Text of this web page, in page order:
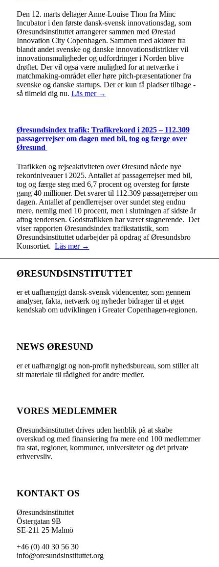
Den 12. marts deltager Anne-Louise Thon fra Minc
Incubator i den første dansk-svensk innovationsdag, som
Øresundsinstituttet arrangerer sammen med Ørestad
Innovation City Copenhagen. Sammen med aktører fra
blandt andet svenske og danske innovationsdistrikter vil
innovationsmuligheder og udfordringer i Norden blive
drøftet. Der vil også være mulighed for at netværke i
matchmaking-området eller høre pitch-præsentationer fra
svenske og danske startups. Der er kun få pladser tilbage -
så tilmeld dig nu. Läs mer →
Øresundsindex trafik: Trafikrekord i 2025 – 112.309
passagerrejser om dagen med bil, tog og færge over
Øresund
Trafikken og rejseaktiviteten over Øresund nåede nye
rekordniveauer i 2025. Antallet af passagerrejser med bil,
tog og færge steg med 6,7 procent og oversteg for første
gang 40 millioner. Det svarer til 112.309 passagerrejser om
dagen. Antallet af pendlerrejser over sundet steg endnu
mere, nemlig med 10 procent, men i slutningen af sidste år
aftog tendensen. Godstrafikken har været stagnerende. Det
viser rapporten Øresundsindex trafikstatistik, som
Øresundsinstituttet udarbejder på opdrag af Øresundsbro
Konsortiet. Läs mer →
ØRESUNDSINSTITUTTET
er et uafhængigt dansk-svensk videncenter, som gennem
analyser, fakta, netværk og nyheder bidrager til et øget
kendskab om udviklingen i Greater Copenhagen-regionen.
NEWS ØRESUND
er et uafhængigt og non-profit nyhedsbureau, som stiller alt
sit materiale til rådighed for andre medier.
VORES MEDLEMMER
Øresundsinstituttet drives uden henblik på at skabe
overskud og med finansiering fra mere end 100 medlemmer
fra stat, regioner, kommuner, universiteter og det private
erhvervsliv.
KONTAKT OS
Øresundsinstituttet
Östergatan 9B
SE-211 25 Malmö
+46 (0) 40 30 56 30
info@oresundsinstituttet.org